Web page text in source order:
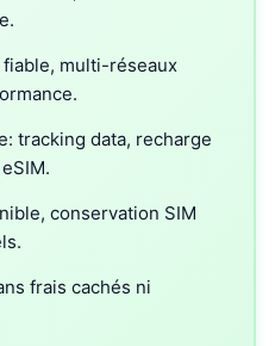
multi-réseaux
tracking data, recharge
conservation SIM
frais cachés ni